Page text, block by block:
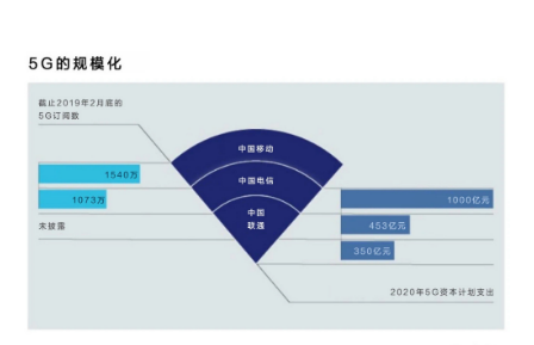
新闻
长安汽车携手奥美，共
创全球化品牌传播新格